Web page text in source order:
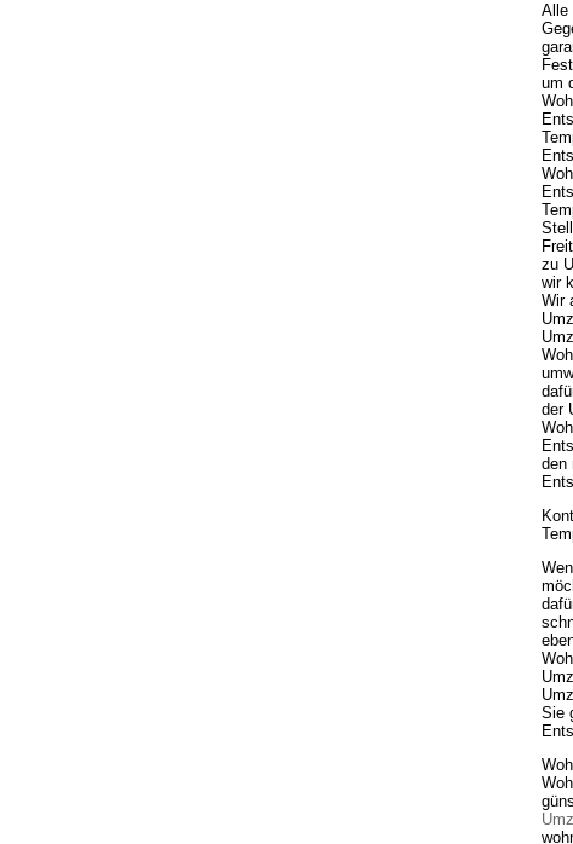
Alle
um
zu
wir
Wir
der
den
Sie